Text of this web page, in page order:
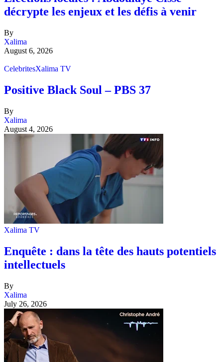
décrypte les enjeux et les défis à venir
By
Xalima
August 6, 2026
CelebritesXalima TV
Positive Black Soul – PBS 37
By
Xalima
August 4, 2026
Xalima TV
Enquête : dans la tête des hauts potentiels
intellectuels
By
Xalima
July 26, 2026